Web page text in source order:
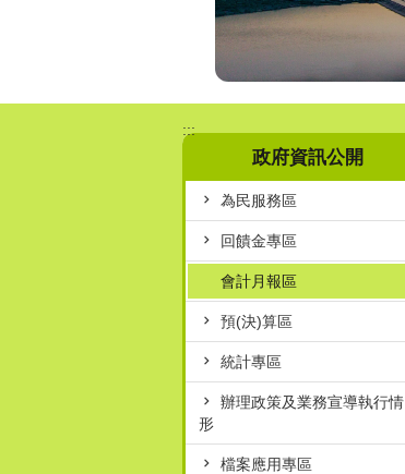
:::
政府資訊公開
為民服務區
回饋金專區
會計月報區
預(決)算區
統計專區
辦理政策及業務宣導執行情
形
檔案應用專區